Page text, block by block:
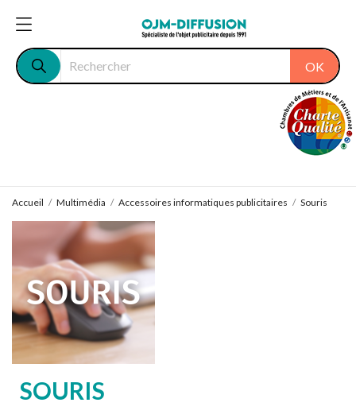
OK
Accueil Multimédia Accessoires informatiques publicitaires Souris
SOURIS